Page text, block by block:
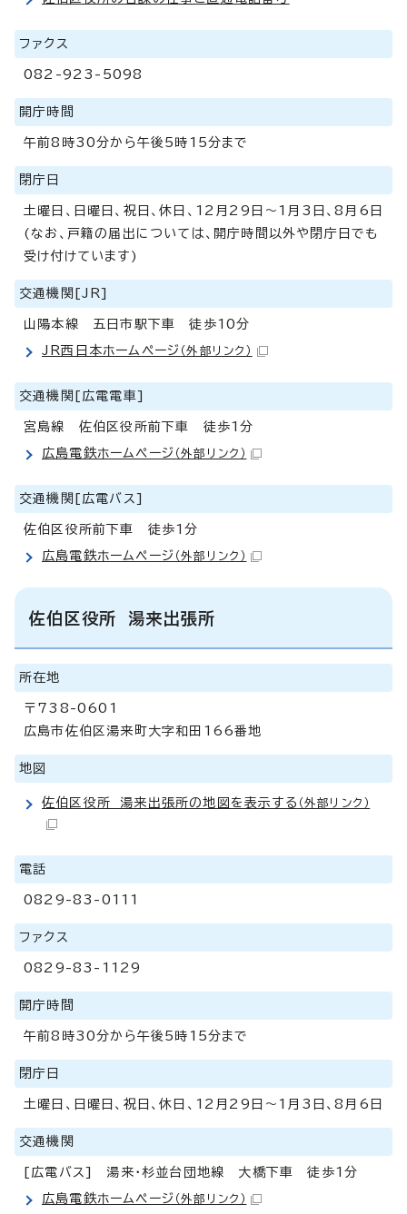
ファクス
082-923-5098
開庁時間
午前8時30分から午後5時15分まで
閉庁日
土曜日、日曜日、祝日、休日、12月29日～1月3日、8月6日
(なお、戸籍の届出については、開庁時間以外や閉庁日でも
受け付けています)
交通機関[JR]
山陽本線 五日市駅下車 徒歩10分
JR西日本ホームページ （外部リンク）
交通機関[広電電車]
宮島線 佐伯区役所前下車 徒歩1分
広島電鉄ホームページ （外部リンク）
交通機関[広電バス]
佐伯区役所前下車 徒歩1分
広島電鉄ホームページ （外部リンク）
佐伯区役所 湯来出張所
所在地
〒738-0601
広島市佐伯区湯来町大字和田166番地
地図
佐伯区役所 湯来出張所の地図を表示する （外部リンク）
電話
0829-83-0111
ファクス
0829-83-1129
開庁時間
午前8時30分から午後5時15分まで
閉庁日
土曜日、日曜日、祝日、休日、12月29日～1月3日、8月6日
交通機関
[広電バス] 湯来・杉並台団地線 大橋下車 徒歩1分
広島電鉄ホームページ （外部リンク）